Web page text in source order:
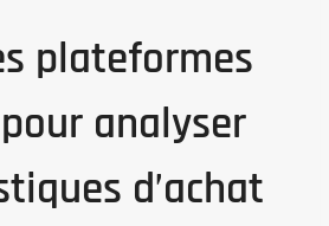
plateformes
analyser
d’achat